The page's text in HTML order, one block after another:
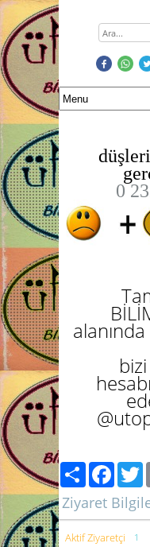
0
Paylaş
Ziyaret
Aktif Ziyaretçi 1